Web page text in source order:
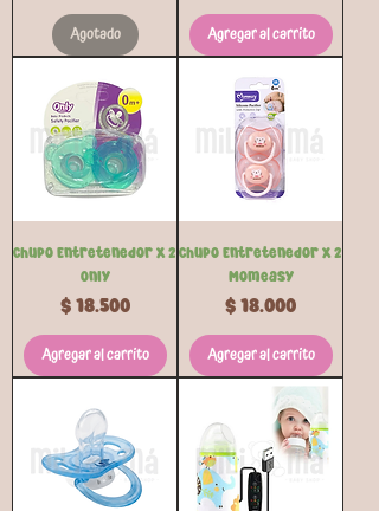
Agotado Agregar al carrito
Chupo Entretenedor x 2
Only
Precio
$ 18.500
Agregar al carrito
Chupo Entretenedor x 2
Momeasy
Precio
$ 18.000
Agregar al carrito